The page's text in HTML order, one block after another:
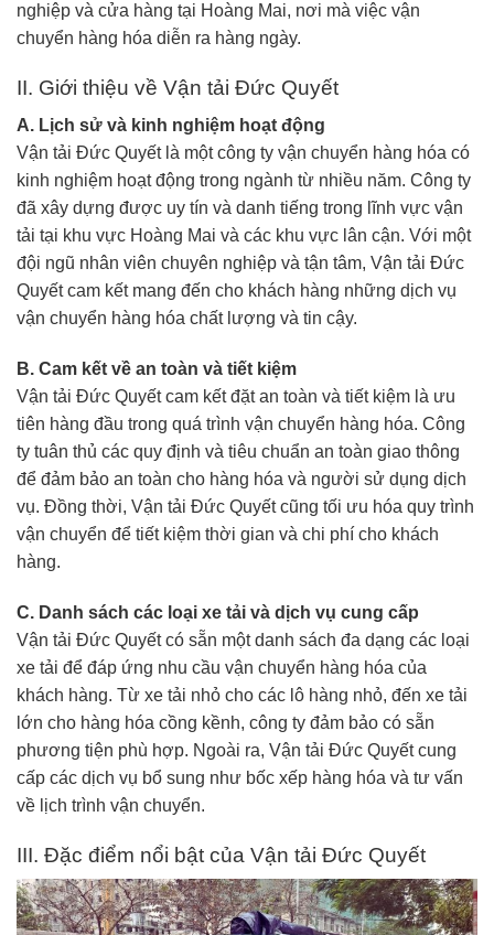
nghiệp và cửa hàng tại Hoàng Mai, nơi mà việc vận
chuyển hàng hóa diễn ra hàng ngày.
II. Giới thiệu về Vận tải Đức Quyết
A. Lịch sử và kinh nghiệm hoạt động
Vận tải Đức Quyết là một công ty vận chuyển hàng hóa có
kinh nghiệm hoạt động trong ngành từ nhiều năm. Công ty
đã xây dựng được uy tín và danh tiếng trong lĩnh vực vận
tải tại khu vực Hoàng Mai và các khu vực lân cận. Với một
đội ngũ nhân viên chuyên nghiệp và tận tâm, Vận tải Đức
Quyết cam kết mang đến cho khách hàng những dịch vụ
vận chuyển hàng hóa chất lượng và tin cậy.
B. Cam kết về an toàn và tiết kiệm
Vận tải Đức Quyết cam kết đặt an toàn và tiết kiệm là ưu
tiên hàng đầu trong quá trình vận chuyển hàng hóa. Công
ty tuân thủ các quy định và tiêu chuẩn an toàn giao thông
để đảm bảo an toàn cho hàng hóa và người sử dụng dịch
vụ. Đồng thời, Vận tải Đức Quyết cũng tối ưu hóa quy trình
vận chuyển để tiết kiệm thời gian và chi phí cho khách
hàng.
C. Danh sách các loại xe tải và dịch vụ cung cấp
Vận tải Đức Quyết có sẵn một danh sách đa dạng các loại
xe tải để đáp ứng nhu cầu vận chuyển hàng hóa của
khách hàng. Từ xe tải nhỏ cho các lô hàng nhỏ, đến xe tải
lớn cho hàng hóa cồng kềnh, công ty đảm bảo có sẵn
phương tiện phù hợp. Ngoài ra, Vận tải Đức Quyết cung
cấp các dịch vụ bổ sung như bốc xếp hàng hóa và tư vấn
về lịch trình vận chuyển.
III. Đặc điểm nổi bật của Vận tải Đức Quyết